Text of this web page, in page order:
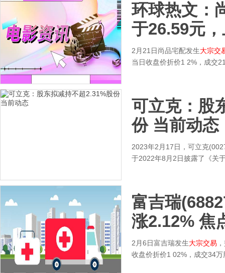
环球热文：
于26.59元
2月21日尚品宅配发生大宗交
当日收盘价折价1 2%，成交
可立克：股
份 当前动态
2023年2月17日，可立克
于2022年8月2日披露了《关
富吉瑞
涨2.12% 焦
2月6日富吉瑞发生大宗交易
收盘价折价1 02%，成交34